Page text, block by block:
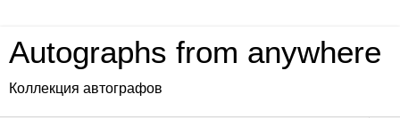
Autographs from anywhere
Коллекция автографов